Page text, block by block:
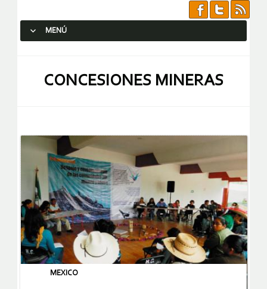
MENÚ
CONCESIONES MINERAS
MEXICO